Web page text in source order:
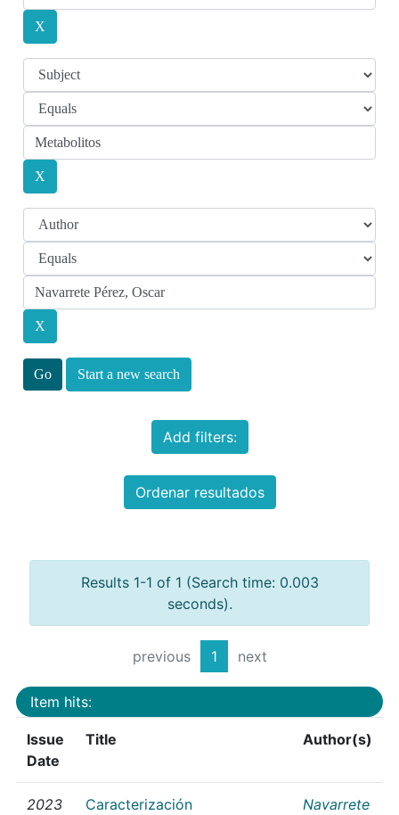
Start a new search
Add filters:
Ordenar resultados
Results 1-1 of 1 (Search time: 0.003
seconds).
previous 1 next
Item hits:
Issue
Date
Title Author(s)
2023
Caracterización
Navarrete